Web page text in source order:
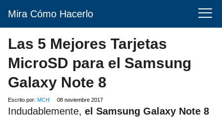
Mira Cómo Hacerlo
Las 5 Mejores Tarjetas
MicroSD para el Samsung
Galaxy Note 8
Escrito por: MCH 08 noviembre 2017
Indudablemente, el Samsung Galaxy Note 8